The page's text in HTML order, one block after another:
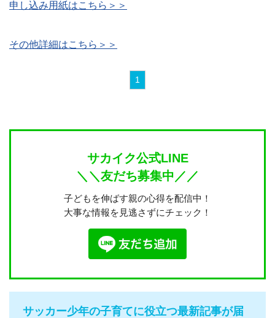
申し込み用紙はこちら＞＞
その他詳細はこちら＞＞
1
サカイク公式LINE
＼＼友だち募集中／／
子どもを伸ばす親の心得を配信中！
大事な情報を見逃さずにチェック！
サッカー少年の子育てに役立つ最新記事が届